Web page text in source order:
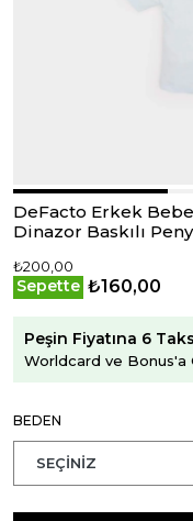
DeFacto Erkek
Dinazor Baskılı
₺200,00
Sepette ₺160,00
Peşin Fiyatına 6
Worldcard ve Bonus'a
BEDEN